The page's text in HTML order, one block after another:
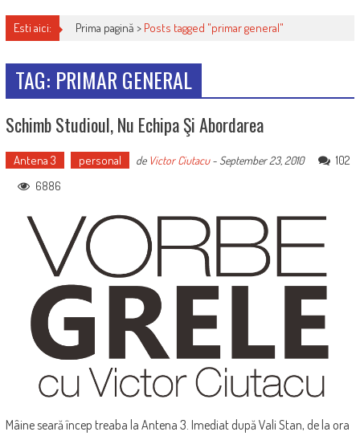
Esti aici: Prima pagină > Posts tagged "primar general"
TAG: PRIMAR GENERAL
Schimb Studioul, Nu Echipa Şi Abordarea
Antena 3 personal de Victor Ciutacu- September 23, 2010
102
6886
Mâine seară încep treaba la Antena 3. Imediat după Vali Stan, de la ora